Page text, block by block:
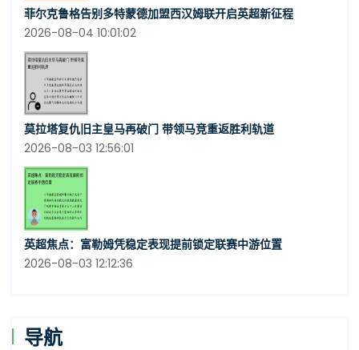
菲尔克鲁格告别多特蒙德加盟西汉姆联开启英超新征程
2026-08-04 10:01:02
莫拉塔复仇旧主皇马再破门 带领马竞重返胜利轨道
2026-08-03 12:56:01
英超焦点：富勒姆凭稳定表现提前锁定联赛中游位置
2026-08-03 12:12:36
导航